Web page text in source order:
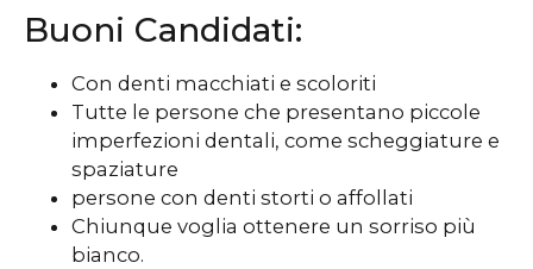
Buoni Candidati:
Con denti macchiati e scoloriti
Tutte le persone che presentano piccole
imperfezioni dentali, come scheggiature e
spaziature
persone con denti storti o affollati
Chiunque voglia ottenere un sorriso più
bianco.